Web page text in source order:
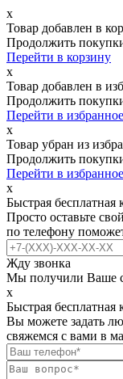
х
Товар добавлен в
Продолжить
Перейти в корзину
х
Товар добавлен в
Продолжить
Перейти в избранное
х
Товар убран из
Продолжить
Перейти в избранное
х
Быстрая бесплатная
Просто оставьте
по телефону
Жду звонка
Мы получили Ваше
х
Быстрая бесплатная
Вы можете задать
свяжемся с вами в